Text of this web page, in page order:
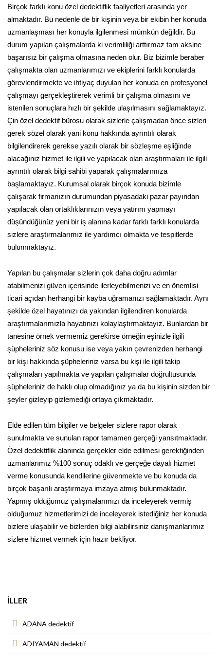
Birçok farklı konu özel dedektiflik faaliyetleri arasında yer
almaktadır. Bu nedenle de bir kişinin veya bir ekibin her konuda
uzmanlaşması her konuyla ilgilenmesi mümkün değildir. Bu
durum yapılan çalışmalarda ki verimliliği arttırmaz tam aksine
başarısız bir çalışma olmasına neden olur. Biz bizimle beraber
çalışmakta olan uzmanlarımızı ve ekiplerini farklı konularda
görevlendirmekte ve ihtiyaç duyulan her konuda en profesyonel
çalışmayı gerçekleştirerek verimli bir çalışma olmasını ve
istenilen sonuçlara hızlı bir şekilde ulaşılmasını sağlamaktayız.
Çin özel dedektif bürosu olarak sizlerle çalışmadan önce sizleri
gerek sözel olarak yani konu hakkında ayrıntılı olarak
bilgilendirerek gerekse yazılı olarak bir sözleşme eşliğinde
alacağınız hizmet ile ilgili ve yapılacak olan araştırmaları ile ilgili
ayrıntılı olarak bilgi sahibi yaparak çalışmalarımıza
başlamaktayız. Kurumsal olarak birçok konuda bizimle
çalışarak firmanızın durumundan piyasadaki pazar payından
yapılacak olan ortaklıklarınızın veya yatırım yapmayı
düşündüğünüz yeni bir iş alanına kadar farklı farklı konularda
sizlere araştırmalarımız ile yardımcı olmakta ve tespitlerde
bulunmaktayız.
Yapılan bu çalışmalar sizlerin çok daha doğru adımlar
atabilmenizi güven içerisinde ilerleyebilmenizi ve en önemlisi
ticari açıdan herhangi bir kayba uğramanızı sağlamaktadır. Aynı
şekilde özel hayatınızı da yakından ilgilendiren konularda
araştırmalarımızla hayatınızı kolaylaştırmaktayız. Bunlardan bir
tanesine örnek vermemiz gerekirse örneğin eşinizle ilgili
şüpheleriniz söz konusu ise veya yakın çevrenizden herhangi
bir kişi hakkında şüpheleriniz varsa bu kişi ile ilgili takip
çalışmaları yapılmakta ve yapılan çalışmalar doğrultusunda
şüpheleriniz de haklı olup olmadığınız ya da bu kişinin sizden bir
şeyler gizleyip gizlemediği ortaya çıkmaktadır.
Elde edilen tüm bilgiler ve belgeler sizlere rapor olarak
sunulmakta ve sunulan rapor tamamen gerçeği yansıtmaktadır.
Özel dedektiflik alanında gerçekler elde edilmesi gerektiğinden
uzmanlarımız %100 sonuç odaklı ve gerçeğe dayalı hizmet
verme konusunda kendilerine güvenmekte ve bu konuda da
birçok başarılı araştırmaya imzaya atmış bulunmaktadır.
Yapmış olduğumuz çalışmalarımızı da inceleyerek vermiş
olduğumuz hizmetlerimizi de inceleyerek istediğiniz her konuda
bizlere ulaşabilir ve bizlerden bilgi alabilirsiniz danışmanlarımız
sizlere hizmet vermek için hazır bekliyor.
İLLER
ADANA dedektif
ADIYAMAN dedektif